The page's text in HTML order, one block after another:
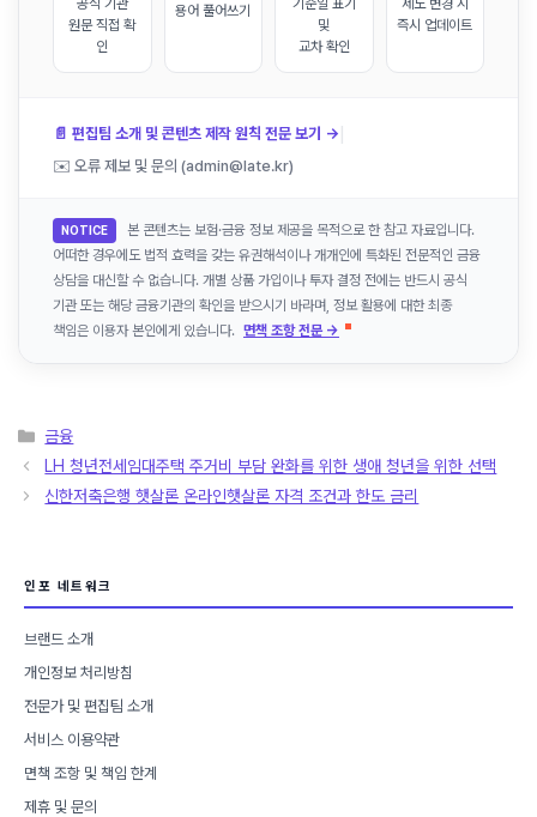
원문 직접 확
인
용어 풀어쓰기
및
교차 확인
즉시 업데이트
📄 편집팀 소개 및 콘텐츠 제작 원칙 전문 보기 → |
✉️ 오류 제보 및 문의 (admin@late.kr)
NOTICE
본 콘텐츠는 보험·금융 정보 제공을 목적으로 한 참고 자료입니다.
어떠한 경우에도 법적 효력을 갖는 유권해석이나 개개인에 특화된 전문적인 금융
상담을 대신할 수 없습니다. 개별 상품 가입이나 투자 결정 전에는 반드시 공식
기관 또는 해당 금융기관의 확인을 받으시기 바라며, 정보 활용에 대한 최종
책임은 이용자 본인에게 있습니다. 면책 조항 전문 →
카
테
리
금융
LH 청년전세임대주택 주거비 부담 완화를 위한 생애 청년을 위한 선택
신한저축은행 햇살론 온라인햇살론 자격 조건과 한도 금리
인포 네트워크
브랜드 소개
개인정보 처리방침
전문가 및 편집팀 소개
서비스 이용약관
면책 조항 및 책임 한계
제휴 및 문의